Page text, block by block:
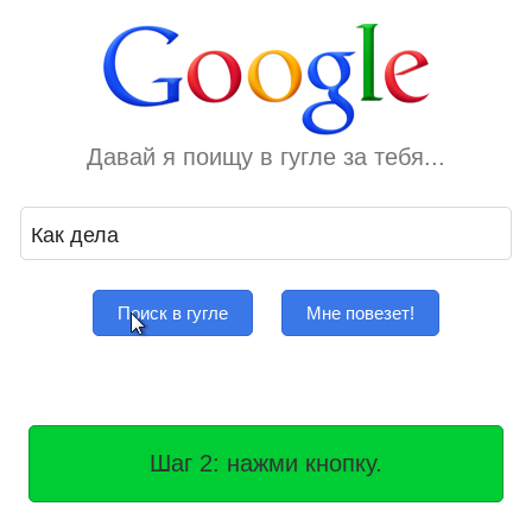
Давай я поищу в гугле за тебя...
Поиск в гугле Мне повезет!
Шаг 2: нажми кнопку.